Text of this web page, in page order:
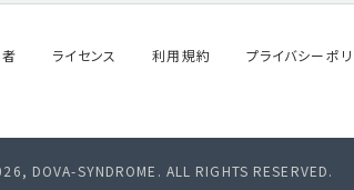
ライセンス 利用規約 プライバシーポ
DOVA-SYNDROME. ALL RIGHTS RESERVED.